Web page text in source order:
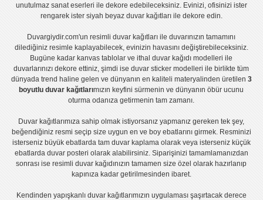
unutulmaz sanat eserleri ile dekore edebileceksiniz. Evinizi, ofisinizi ister
rengarek ister siyah beyaz duvar kağıtlarıile dekore edin.
Duvargiydir.com'unresimli duvar kağıtları ile duvarınızın tamamını
dilediğiniz resimle kaplayabilecek, evinizin havasını değiştirebileceksiniz.
Bugüne kadar kanvas tablo lar veithal duvar kağıdı modelleri ile
duvarlarınızı dekore ettiniz, şimdi iseduvar sticker modelleri ile birlikte tüm
dünyada trend haline gelen ve dünyanın en kaliteli materyalinden üretilen 3
boyutlu duvar kağıtlarımızın keyfini sürmenin ve dünyanın öbür ucunu
oturma odanıza getirmenin tam zamanı.
Duvar kağıtlarımıza sahip olmak istiyorsanız yapmanız gereken tek şey,
beğendiğiniz resmi seçip size uygun en ve boy ebatlarını girmek. Resminizi
isterseniz büyük ebatlarda tam duvar kaplamaolarak veya isterseniz küçük
ebatlarda duvar posteri olarak alabilirsiniz. Siparişinizi tamamlamanızdan
sonrası iseresimli duvar kağıdınızın tamamen size özel olarak hazırlanıp
kapınıza kadar getirilmesinden ibaret.
Kendinden yapışkanlı duvar kağıtlarımızın uygulamasışaşırtacak derece